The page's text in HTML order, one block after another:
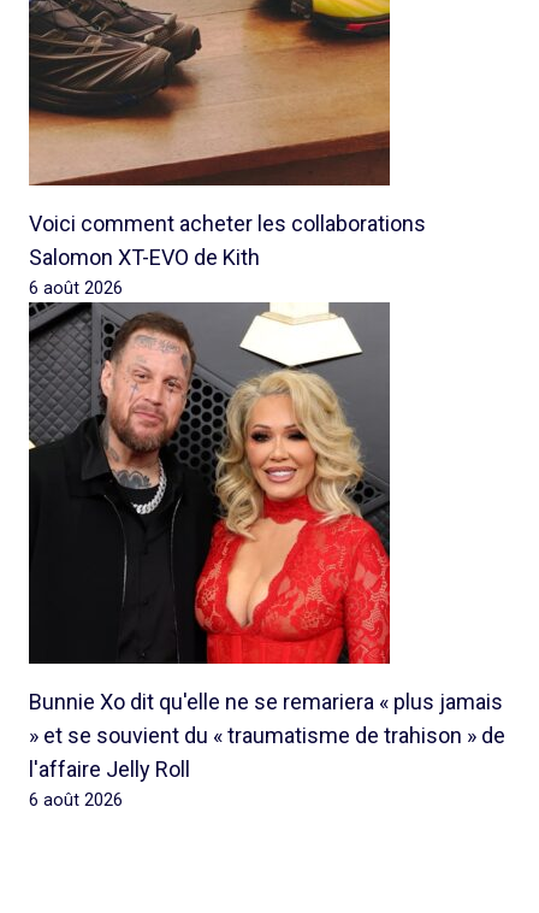
Voici comment acheter les collaborations
Salomon XT-EVO de Kith
6 août 2026
Bunnie Xo dit qu'elle ne se remariera « plus jamais
» et se souvient du « traumatisme de trahison » de
l'affaire Jelly Roll
6 août 2026